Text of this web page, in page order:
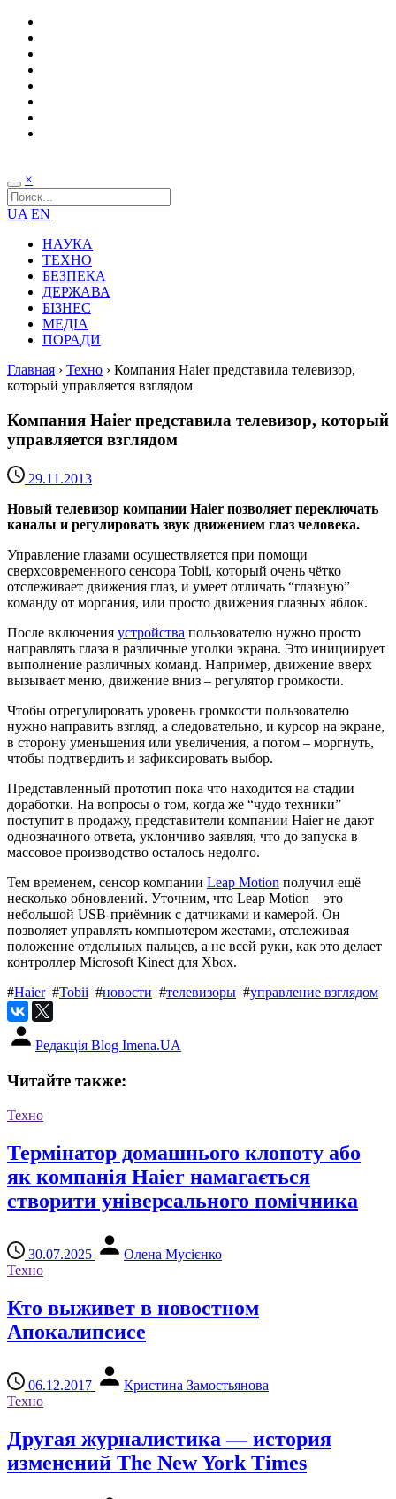
×
UA EN
НАУКА
ТЕХНО
БЕЗПЕКА
ДЕРЖАВА
БІЗНЕС
МЕДІА
ПОРАДИ
Главная › Техно › Компания Haier представила телевизор,
который управляется взглядом
Компания Haier представила телевизор, который
управляется взглядом
29.11.2013
Новый телевизор компании Haier позволяет переключать
каналы и регулировать звук движением глаз человека.
Управление глазами осуществляется при помощи
сверхсовременного сенсора Tobii, который очень чётко
отслеживает движения глаз, и умеет отличать “глазную”
команду от моргания, или просто движения глазных яблок.
После включения устройства пользователю нужно просто
направлять глаза в различные уголки экрана. Это инициирует
выполнение различных команд. Например, движение вверх
вызывает меню, движение вниз – регулятор громкости.
Чтобы отрегулировать уровень громкости пользователю
нужно направить взгляд, а следовательно, и курсор на экране,
в сторону уменьшения или увеличения, а потом – моргнуть,
чтобы подтвердить и зафиксировать выбор.
Представленный прототип пока что находится на стадии
доработки. На вопросы о том, когда же “чудо техники”
поступит в продажу, представители компании Haier не дают
однозначного ответа, уклончиво заявляя, что до запуска в
массовое производство осталось недолго.
Тем временем, сенсор компании Leap Motion получил ещё
несколько обновлений. Уточним, что Leap Motion – это
небольшой USB-приёмник с датчиками и камерой. Он
позволяет управлять компьютером жестами, отслеживая
положение отдельных пальцев, а не всей руки, как это делает
контроллер Microsoft Kinect для Xbox.
#Haier#Tobii #новости #телевизоры #управление взглядом
Редакція Blog Imena.UA
Читайте также:
Техно
Термінатор домашнього клопоту або
як компанія Haier намагається
створити універсального помічника
30.07.2025
Олена Мусієнко
Техно
Кто выживет в новостном
Апокалипсисе
06.12.2017
Кристина Замостьянова
Техно
Другая журналистика — история
изменений The New York Times